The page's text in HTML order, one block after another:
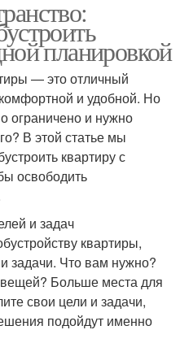
планировкой
— это отличный
и удобной. Но
ограничено и нужно
В этой статье мы
квартиру с
освободить
и задач
квартиры,
задачи. Что вам нужно?
Больше места для
свои цели и задачи,
подойдут именно